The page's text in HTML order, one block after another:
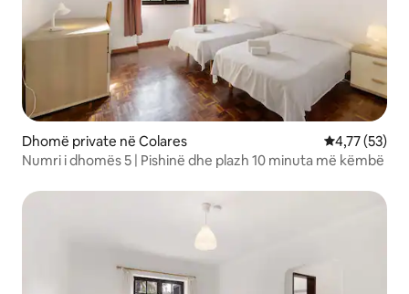
Dhomë private në Colares Vlerësimi
4,77 (53)
Numri i dhomës 5 | Pishinë dhe plazh 10 minuta më këmbë